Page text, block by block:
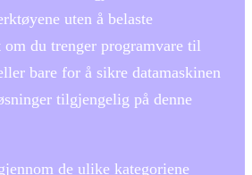
uten å belaste
om du trenger programvare til
bare for å sikre datamaskinen
tilgjengelig på denne
de ulike kategoriene